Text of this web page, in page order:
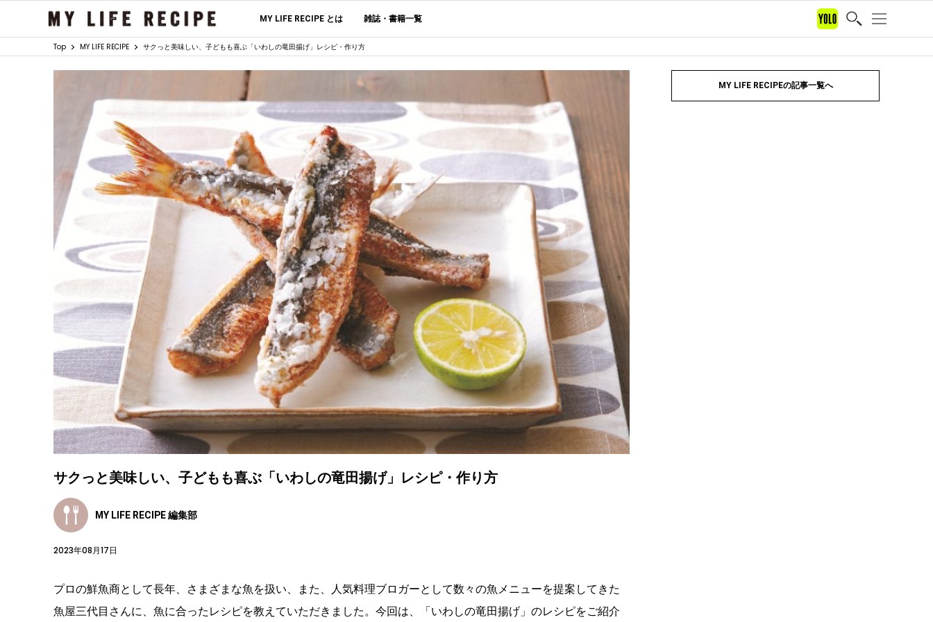
MY LIFE RECIPE とは 雑誌・書籍一覧
Top MY LIFE RECIPE サクっと美味しい、子どもも喜ぶ「いわしの竜田揚げ」レシピ・作り方
サクっと美味しい、子どもも喜ぶ「いわしの竜田揚げ」レシピ・作り方
MY LIFE RECIPE 編集部
2023年08月17日
プロの鮮魚商として長年、さまざまな魚を扱い、また、人気料理ブロガーとして数々の魚メニューを提案してきた
魚屋三代目さんに、魚に合ったレシピを教えていただきました。今回は、「いわしの竜田揚げ」のレシピをご紹介
MY LIFE RECIPEの記事一覧へ